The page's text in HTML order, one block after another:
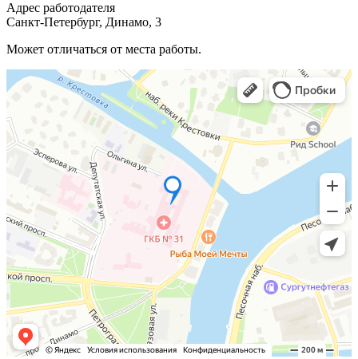
Адрес работодателя
Санкт-Петербург, Динамо, 3
Может отличаться от места работы.